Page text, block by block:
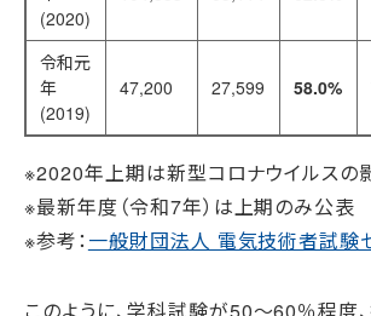
(2020)
令和元
年
(2019)
47,200 27,599 58.0%
※2020年上期は新型コロナウイルスの
※最新年度（令和7年）は上期のみ公表
※参考：一般財団法人 電気技術者試験